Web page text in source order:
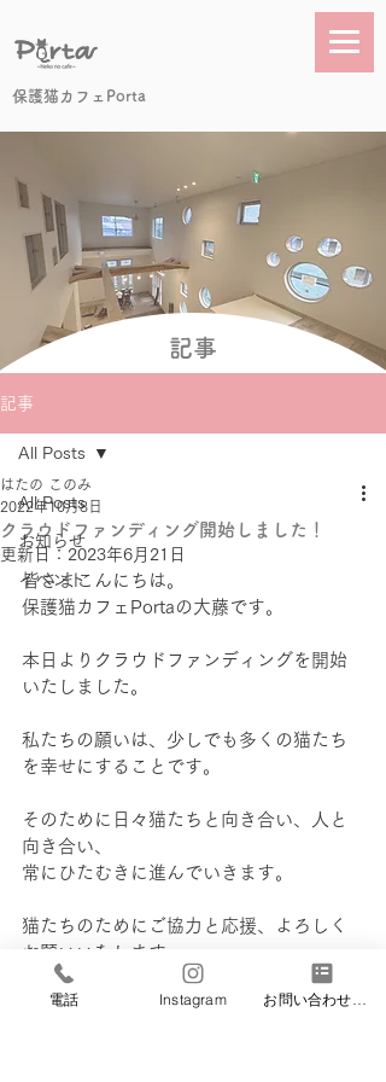
保護猫カフェPorta
記事
記事
All Posts
お知らせ
イベント
All Posts
クラウドファンディング開始しました！
はたの このみ
2022年10月8日
更新日： 2023年6月21日
皆さまこんにちは。
保護猫カフェPortaの大藤です。
本日よりクラウドファンディングを開始
いたしました。
私たちの願いは、少しでも多くの猫たち
を幸せにすることです。
そのために日々猫たちと向き合い、人と
向き合い、
常にひたむきに進んでいきます。
猫たちのためにご協力と応援、よろしく
お願いいたします。
https://camp-
電話 Instagram